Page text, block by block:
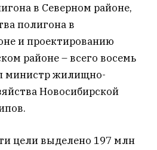
в Северном районе,
полигона в
и проектированию
районе – всего восемь
министр жилищно-
Новосибирской
цели выделено 197 млн